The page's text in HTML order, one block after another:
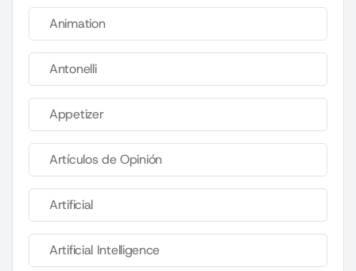
Animation
Antonelli
Appetizer
Artículos de Opinión
Artificial
Artificial Intelligence